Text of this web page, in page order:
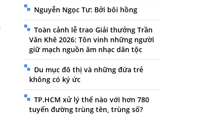
Nguyễn Ngọc Tư: Bởi bôi hồng
Toàn cảnh lễ trao Giải thưởng Trần
Văn Khê 2026: Tôn vinh những người
giữ mạch nguồn âm nhạc dân tộc
Du mục đô thị và những đứa trẻ
không có ký ức
TP.HCM xử lý thế nào với hơn 780
tuyến đường trùng tên, trùng số?